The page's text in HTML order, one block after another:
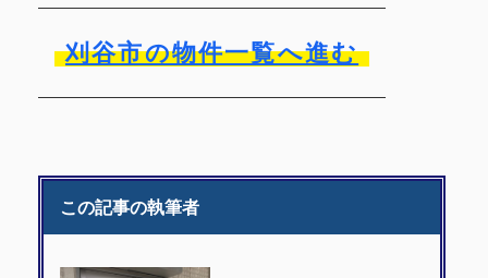
刈谷市の物件一覧へ進む
この記事の執筆者